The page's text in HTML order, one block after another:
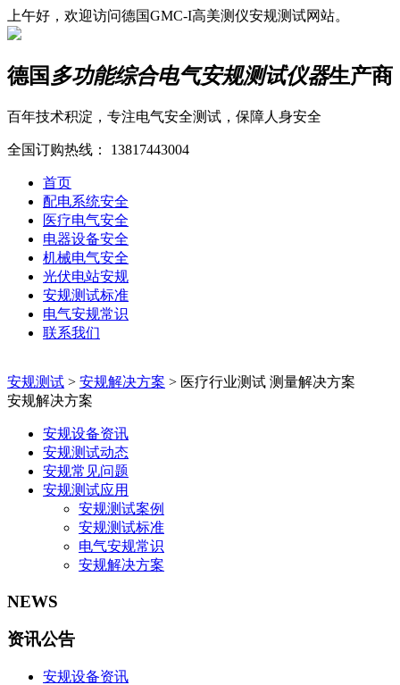
上午好，欢迎访问德国GMC-I高美测仪安规测试网站。
德国 多功能综合电气安规测试仪器生产商
百年技术积淀，专注电气安全测试，保障人身安全
全国订购热线： 13817443004
首页
配电系统安全
医疗电气安全
电器设备安全
机械电气安全
光伏电站安规
安规测试标准
电气安规常识
联系我们
安规测试 > 安规解决方案 > 医疗行业测试 测量解决方案
安规解决方案
安规设备资讯
安规测试动态
安规常见问题
安规测试应用
安规测试案例
安规测试标准
电气安规常识
安规解决方案
NEWS
资讯公告
安规设备资讯